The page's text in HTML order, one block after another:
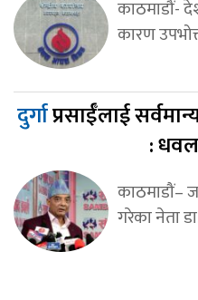
काठमाडौं-
कारण
दुर्गाप्रसाईँलाई
:
काठमाडौं–
गरेका नेता